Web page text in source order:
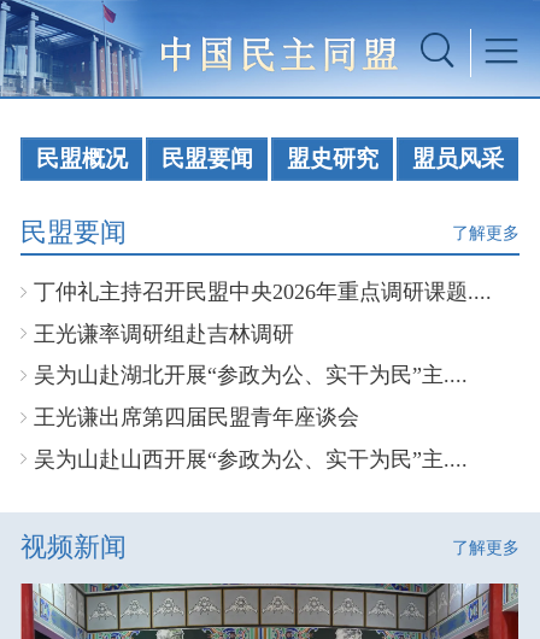
民盟概况 民盟要闻 盟史研究 盟员风采
民盟要闻 了解更多
丁仲礼主持召开民盟中央2026年重点调研课题....
王光谦率调研组赴吉林调研
吴为山赴湖北开展“参政为公、实干为民”主....
王光谦出席第四届民盟青年座谈会
吴为山赴山西开展“参政为公、实干为民”主....
视频新闻 了解更多